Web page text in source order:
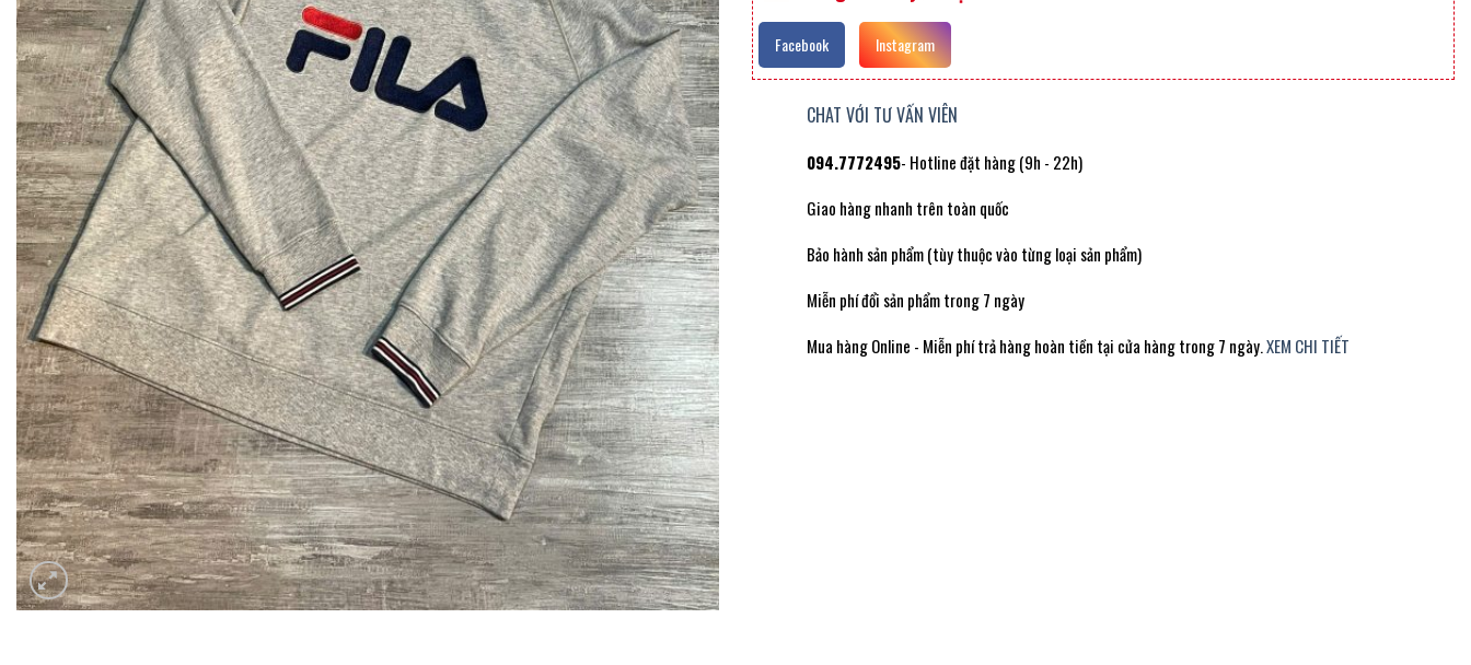
Facebook Instagram
CHAT VỚI TƯ VẤN VIÊN
094.7772495- Hotline đặt hàng (9h - 22h)
Giao hàng nhanh trên toàn quốc
Bảo hành sản phẩm (tùy thuộc vào từng loại sản phẩm)
Miễn phí đổi sản phẩm trong 7 ngày
Mua hàng Online - Miễn phí trả hàng hoàn tiền tại cửa hàng trong 7 ngày.XEM CHI TIẾT